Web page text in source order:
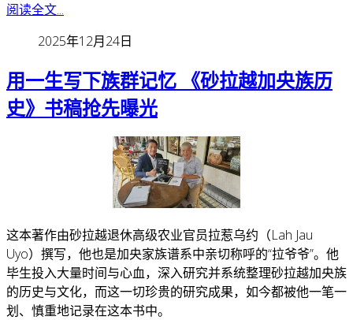
阅读全文...
2025年12月24日
用一生写下族群记忆 《砂拉越加央族历
史》书稿抢先曝光
这本著作由砂拉越退休高级农业官员拉惹乌约（Lah Jau
Uyo）撰写，他也是加央家族谱系中亲切称呼的“拉爷爷”。 他
毕生投入大量时间与心血，深入研究并系统整理砂拉越加央族
的历史与文化，而这一切珍贵的研究成果，如今都被他一笔一
划、慎重地记录在这本书中。